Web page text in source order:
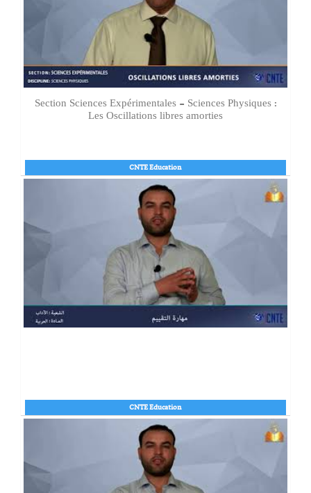
Section Sciences Expérimentales - Sciences Physiques :
Les Oscillations libres amorties
CNTE Education
CNTE Education